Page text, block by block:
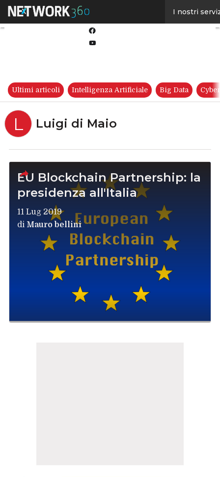
I nostri
Ultimi articoli Intelligenza Artificiale Big Data
L Luigi di Maio
EU Blockchain Partnership: la
presidenza all'Italia
11 Lug 2019
di Mauro bellini